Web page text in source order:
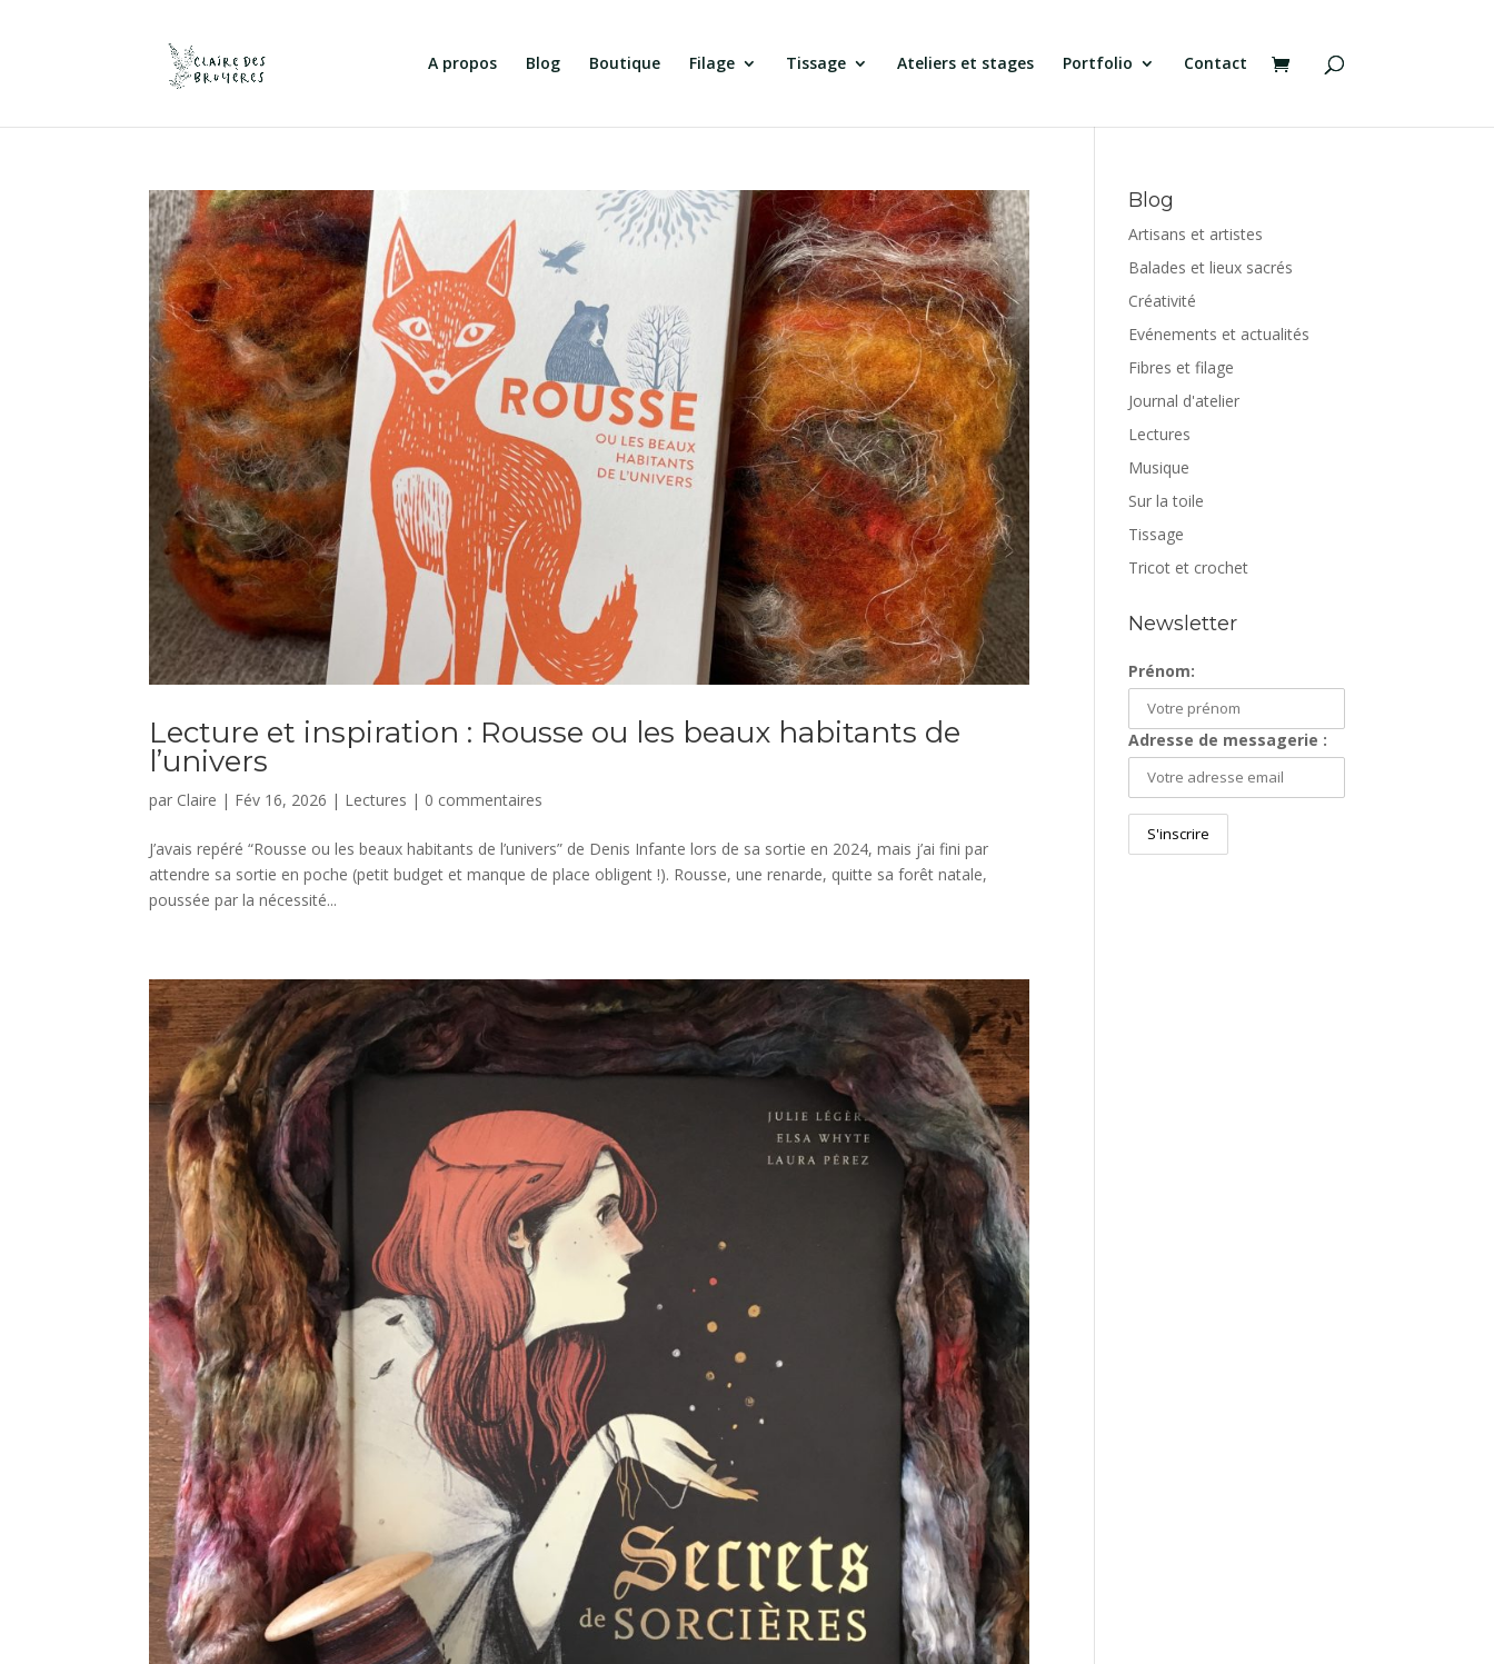
A propos Blog Boutique Filage Tissage Ateliers et stages Portfolio Contact
Lecture et inspiration : Rousse ou les beaux habitants de
l’univers
par Claire | Fév 16, 2026 | Lectures | 0 commentaires
J’avais repéré “Rousse ou les beaux habitants de l’univers” de Denis Infante lors de sa sortie en 2024, mais j’ai fini par
attendre sa sortie en poche (petit budget et manque de place obligent !). Rousse, une renarde, quitte sa forêt natale,
poussée par la nécessité...
Blog
Artisans et artistes
Balades et lieux sacrés
Créativité
Evénements et actualités
Fibres et filage
Journal d'atelier
Lectures
Musique
Sur la toile
Tissage
Tricot et crochet
Newsletter
Prénom:
Adresse de messagerie :